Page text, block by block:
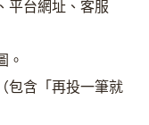
平台網址、客服
。
包含「再投一筆就